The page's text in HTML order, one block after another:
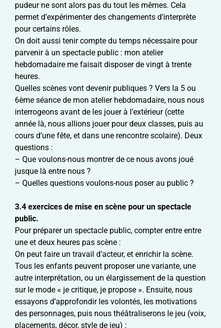
pudeur ne sont alors pas du tout les mêmes. Cela
permet d’expérimenter des changements d’interprète
pour certains rôles.
On doit aussi tenir compte du temps nécessaire pour
parvenir à un spectacle public : mon atelier
hebdomadaire me faisait disposer de vingt à trente
heures.
Quelles scènes vont devenir publiques ? Vers la 5 ou
6ème séance de mon atelier hebdomadaire, nous nous
interrogeons avant de les jouer à l’extérieur (cette
année là, nous allions jouer pour deux classes, puis au
cours d’une fête, et dans une rencontre scolaire). Deux
questions :
– Que voulons-nous montrer de ce nous avons joué
jusque là entre nous ?
– Quelles questions voulons-nous poser au public ?
3.4 exercices de mise en scène pour un spectacle
public.
Pour préparer un spectacle public, compter entre entre
une et deux heures pas scène :
On peut faire un travail d’acteur, et enrichir la scène.
Tous les enfants peuvent proposer une variante, une
autre interprétation, ou un élargissement de la question
sur le mode « je critique, je propose ». Ensuite, nous
essayons d’approfondir les volontés, les motivations
des personnages, puis nous théâtraliserons le jeu (voix,
placements, décor, style de jeu) :